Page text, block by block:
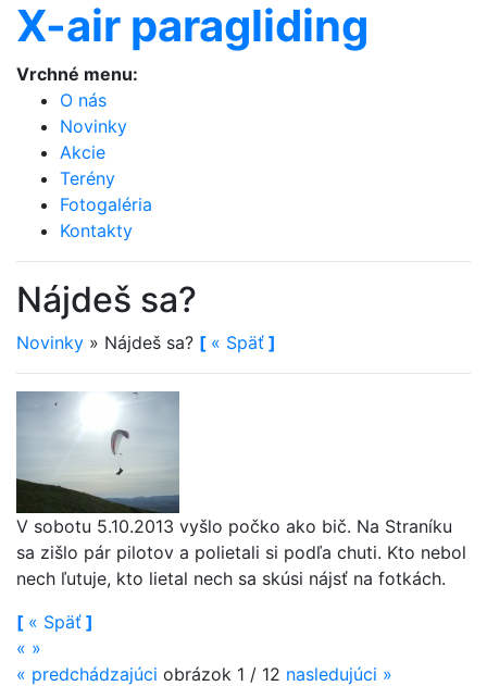
X-air paragliding
Vrchné menu:
O nás
Novinky
Akcie
Terény
Fotogaléria
Kontakty
Nájdeš sa?
Novinky » Nájdeš sa? [ « Späť ]
V sobotu 5.10.2013 vyšlo počko ako bič. Na Straníku
sa zišlo pár pilotov a polietali si podľa chuti. Kto nebol
nech ľutuje, kto lietal nech sa skúsi nájsť na fotkách.
[ « Späť ]
« »
« predchádzajúci obrázok 1 / 12 nasledujúci »